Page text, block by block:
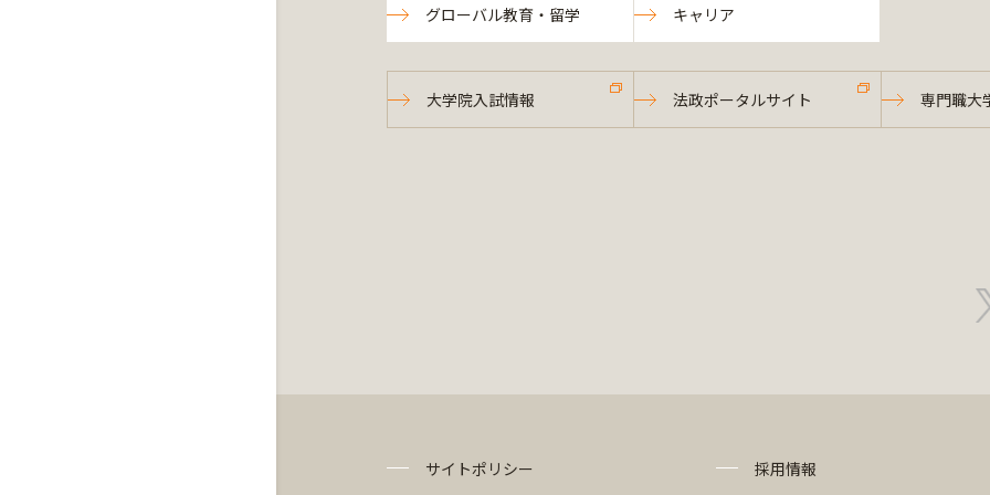
グローバル教育・留学 キャリア
大学院入試情報 法政ポータルサイト 専門職大
サイトポリシー
採用情報